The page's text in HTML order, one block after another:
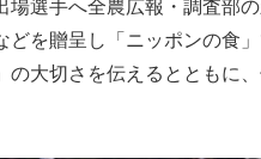
選手へ全農広報・調査部
を贈呈し「ニッポンの食
の大切さを伝えるとともに